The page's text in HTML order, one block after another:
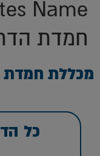
Name:
חמדת
מכללת חמדת
כל